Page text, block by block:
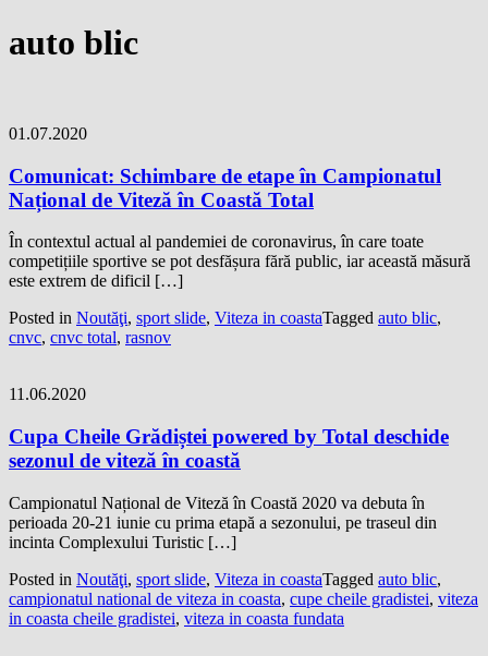
auto blic
01.07.2020
Comunicat: Schimbare de etape în Campionatul
Național de Viteză în Coastă Total
În contextul actual al pandemiei de coronavirus, în care toate
competițiile sportive se pot desfășura fără public, iar această măsură
este extrem de dificil […]
Posted in Noutăţi, sport slide, Viteza in coastaTagged auto blic,
cnvc, cnvc total, rasnov
11.06.2020
Cupa Cheile Grădiștei powered by Total deschide
sezonul de viteză în coastă
Campionatul Național de Viteză în Coastă 2020 va debuta în
perioada 20-21 iunie cu prima etapă a sezonului, pe traseul din
incinta Complexului Turistic […]
Posted in Noutăţi, sport slide, Viteza in coastaTagged auto blic,
campionatul national de viteza in coasta, cupe cheile gradistei, viteza
in coasta cheile gradistei, viteza in coasta fundata